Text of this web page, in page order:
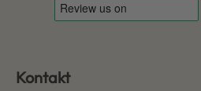
Kontakt